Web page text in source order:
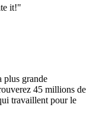
it!"
plus grande
45 millions de
travaillent pour le